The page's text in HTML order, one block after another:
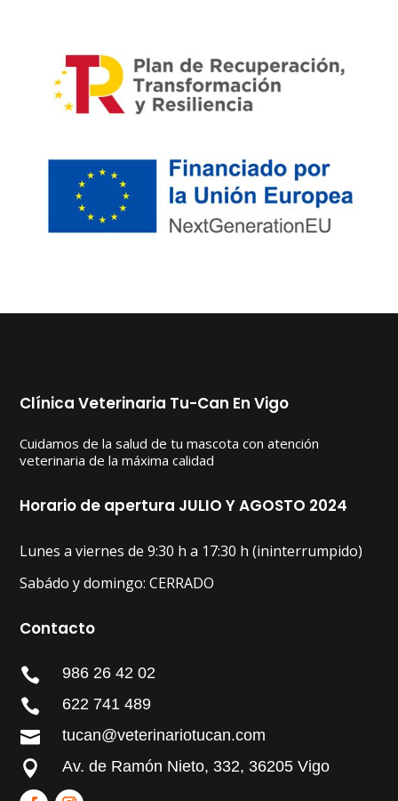
Clínica Veterinaria Tu-Can En Vigo
Cuidamos de la salud de tu mascota con atención
veterinaria de la máxima calidad
Horario de apertura JULIO Y AGOSTO 2024
Lunes a viernes de 9:30 h a 17:30 h (ininterrumpido)
Sabádo y domingo: CERRADO
Contacto
 986 26 42 02
 622 741 489
 tucan@veterinariotucan.com
 Av. de Ramón Nieto, 332, 36205 Vigo